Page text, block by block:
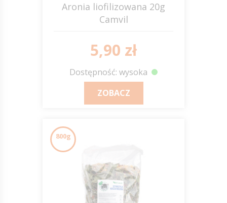
Aronia liofilizowana 20g
Camvil
5,90 zł
Dostępność: wysoka
ZOBACZ
800g